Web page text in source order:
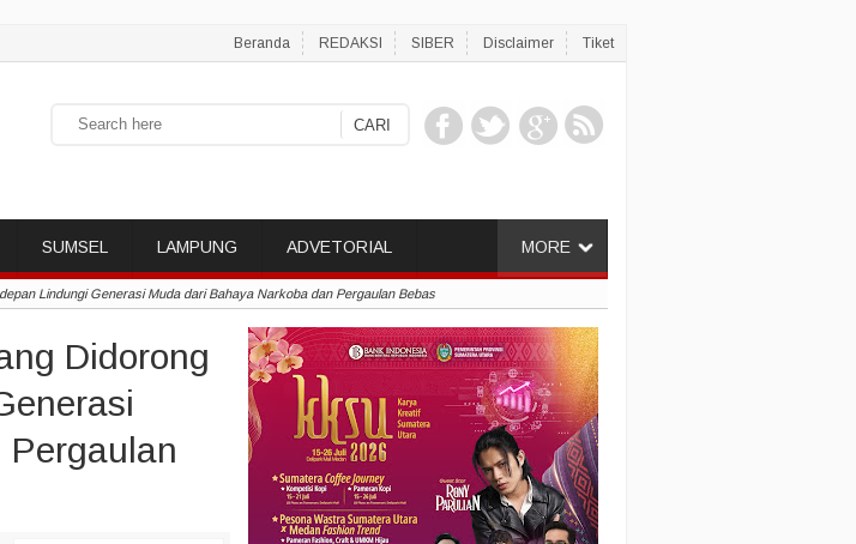
Beranda REDAKSI SIBER Disclaimer Tiket
MORE
SUMSEL LAMPUNG ADVETORIAL
Lindungi Generasi Muda dari Bahaya Narkoba dan Pergaulan Bebas
Didorong
Pergaulan